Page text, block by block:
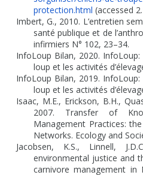
protection.html (accessed
Imbert, G., 2010. L’entretien
santé publique et de
infirmiers N° 102, 23–34.
InfoLoup Bilan, 2020.
loup et les activités
InfoLoup Bilan, 2019.
loup et les activités
Isaac, M.E., Erickson, B.H.,
2007. Transfer of
Management Practices:
Networks. Ecology and
Jacobsen, K.S., Linnell,
environmental justice and
carnivore management